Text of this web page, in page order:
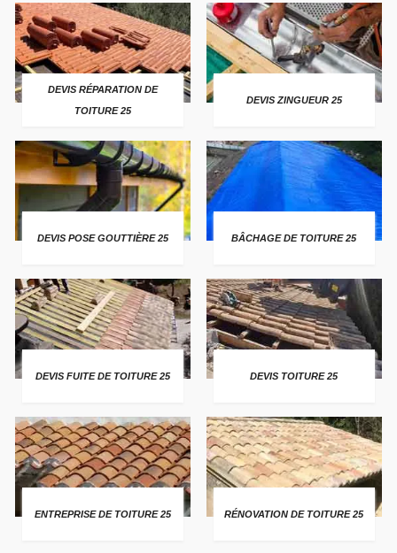
DEVIS RÉPARATION DE
TOITURE 25
DEVIS ZINGUEUR 25
DEVIS POSE GOUTTIÈRE 25 BÂCHAGE DE TOITURE 25
DEVIS FUITE DE TOITURE 25 DEVIS TOITURE 25
ENTREPRISE DE TOITURE 25 RÉNOVATION DE TOITURE 25